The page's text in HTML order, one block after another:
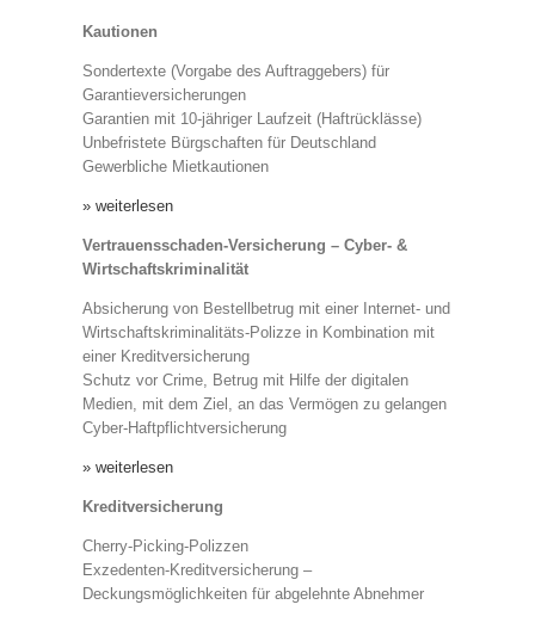
Kautionen
Sondertexte (Vorgabe des Auftraggebers) für
Garantieversicherungen
Garantien mit 10-jähriger Laufzeit (Haftrücklässe)
Unbefristete Bürgschaften für Deutschland
Gewerbliche Mietkautionen
» weiterlesen
Vertrauensschaden-Versicherung – Cyber- &
Wirtschaftskriminalität
Absicherung von Bestellbetrug mit einer Internet- und
Wirtschaftskriminalitäts-Polizze in Kombination mit
einer Kreditversicherung
Schutz vor Crime, Betrug mit Hilfe der digitalen
Medien, mit dem Ziel, an das Vermögen zu gelangen
Cyber-Haftpflichtversicherung
» weiterlesen
Kreditversicherung
Cherry-Picking-Polizzen
Exzedenten-Kreditversicherung –
Deckungsmöglichkeiten für abgelehnte Abnehmer